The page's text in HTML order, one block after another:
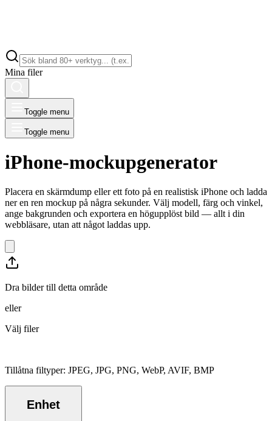
Mina filer
Toggle menu
Toggle menu
iPhone-mockupgenerator
Placera en skärmdump eller ett foto på en realistisk iPhone och ladda
ner en ren mockup på några sekunder. Välj modell, färg och vinkel,
ange bakgrunden och exportera en högupplöst bild — allt i din
webbläsare, utan att något laddas upp.
Dra bilder till detta område
eller
Välj filer
Tillåtna filtyper: JPEG, JPG, PNG, WebP, AVIF, BMP
Enhet